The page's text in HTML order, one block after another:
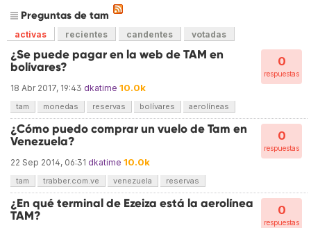
Preguntas de tam
activas recientes candentes votadas
0
respuestas
¿Se puede pagar en la web de TAM en
bolívares?
18 Abr 2017, 19:43 dkatime 10.0k
tam monedas reservas bolívares aerolíneas
0
respuestas
¿Cómo puedo comprar un vuelo de Tam en
Venezuela?
22 Sep 2014, 06:31 dkatime 10.0k
tam trabber.com.ve venezuela reservas
0
respuestas
¿En qué terminal de Ezeiza está la aerolínea
TAM?